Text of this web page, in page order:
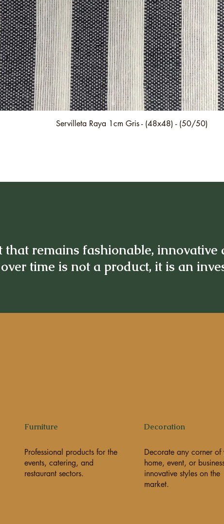
Quick View
Servilleta Raya 1cm Gris - (48x48) - (50/50)
that remains fashionable,
over time is not a product, it is an
Furniture
Professional products for the
events, catering, and
restaurant sectors.
Decoration
Decorate any corner of
home, event, or
innovative styles on the
market.